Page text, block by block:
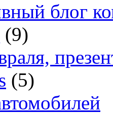
блог
(9)
(5)